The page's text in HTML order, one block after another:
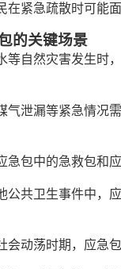
在紧急疏散时可能
的关键场景
等自然灾害发生时
气泄漏等紧急情况
急包中的急救包和
公共卫生事件中，
会动荡时期，应急